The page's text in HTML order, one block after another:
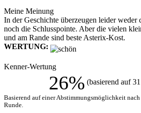
Meine Meinung
In der Geschichte überzeugen leider weder
noch die Schlusspointe. Aber die vielen
und am Rande sind beste Asterix-Kost.
WERTUNG:
Kenner-Wertung
26% (basierend auf
Basierend auf einer Abstimmungsmöglichkeit
Runde.